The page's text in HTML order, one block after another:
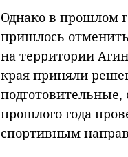
Однако в прошлом
пришлось
на территории
края приняли
прошлого года
спортивным